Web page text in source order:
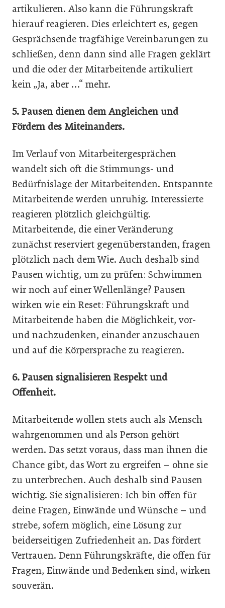
artikulieren. Also kann die Führungskraft
hierauf reagieren. Dies erleichtert es, gegen
Gesprächsende tragfähige Vereinbarungen zu
schließen, denn dann sind alle Fragen geklärt
und die oder der Mitarbeitende artikuliert
kein „Ja, aber …“ mehr.
5. Pausen dienen dem Angleichen und
Fördern des Miteinanders.
Im Verlauf von Mitarbeitergesprächen
wandelt sich oft die Stimmungs- und
Bedürfnislage der Mitarbeitenden. Entspannte
Mitarbeitende werden unruhig. Interessierte
reagieren plötzlich gleichgültig.
Mitarbeitende, die einer Veränderung
zunächst reserviert gegenüberstanden, fragen
plötzlich nach dem Wie. Auch deshalb sind
Pausen wichtig, um zu prüfen: Schwimmen
wir noch auf einer Wellenlänge? Pausen
wirken wie ein Reset: Führungskraft und
Mitarbeitende haben die Möglichkeit, vor-
und nachzudenken, einander anzuschauen
und auf die Körpersprache zu reagieren.
6. Pausen signalisieren Respekt und
Offenheit.
Mitarbeitende wollen stets auch als Mensch
wahrgenommen und als Person gehört
werden. Das setzt voraus, dass man ihnen die
Chance gibt, das Wort zu ergreifen – ohne sie
zu unterbrechen. Auch deshalb sind Pausen
wichtig. Sie signalisieren: Ich bin offen für
deine Fragen, Einwände und Wünsche – und
strebe, sofern möglich, eine Lösung zur
beiderseitigen Zufriedenheit an. Das fördert
Vertrauen. Denn Führungskräfte, die offen für
Fragen, Einwände und Bedenken sind, wirken
souverän.